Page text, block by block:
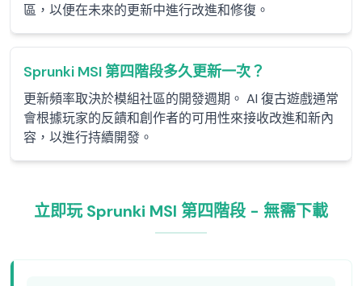
區，以便在未來的更新中進行改進和修復。
Sprunki MSI 第四階段多久更新一次？
更新頻率取決於模組社區的開發週期。 AI 復古遊戲通常
會根據玩家的反饋和創作者的可用性來接收改進和新內
容，以進行持續開發。
立即玩 Sprunki MSI 第四階段 - 無需下載